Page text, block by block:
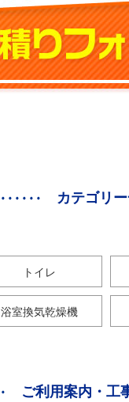
カテゴリ
トイレ
浴室換気乾燥機
ご利用案内・工